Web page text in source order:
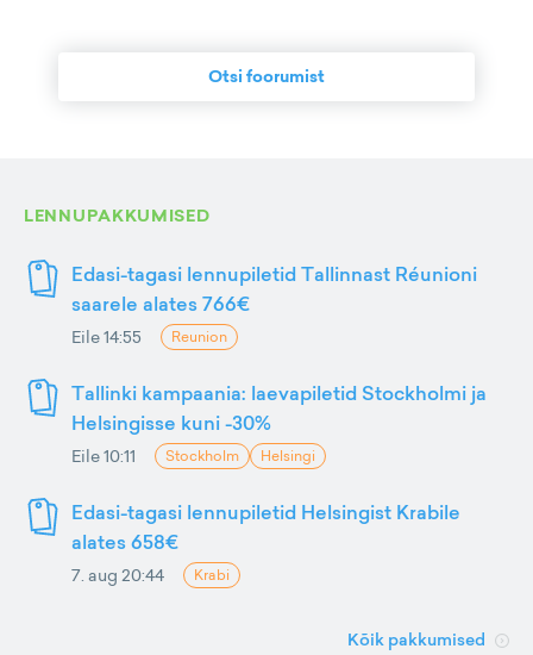
Otsi foorumist
LENNUPAKKUMISED
Edasi-tagasi lennupiletid Tallinnast Réunioni
saarele alates 766€
Eile 14:55 Reunion
Tallinki kampaania: laevapiletid Stockholmi ja
Helsingisse kuni -30%
Eile 10:11 Stockholm Helsingi
Edasi-tagasi lennupiletid Helsingist Krabile
alates 658€
7. aug 20:44 Krabi
Kõik pakkumised